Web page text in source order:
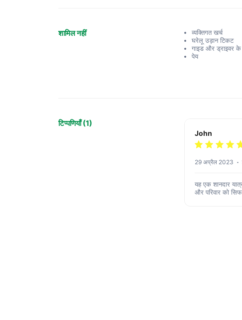
शामिल नहीं
व्यक्तिगत खर्च
घरेलू उड़ान टिकट
गाइड और ड्राइवर के
पेय
टिप्पणियाँ (1)
John
29 अप्रैल 2023
यह एक शानदार
और परिवार को